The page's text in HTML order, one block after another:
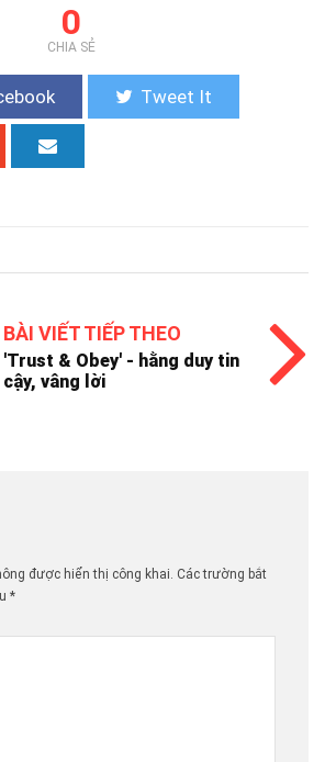
0
CHIA SẺ
Tweet It
BÀI VIẾT TIẾP THEO
'Trust & Obey' - hằng duy tin
cậy, vâng lời
được hiển thị công khai. Các trường bắt
*